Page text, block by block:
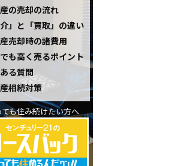
の売却の流れ
介」と「買取」の違い
売却時の諸費用
も高く売るポイント
る質問
相続対策
ても住み続けたい方へ